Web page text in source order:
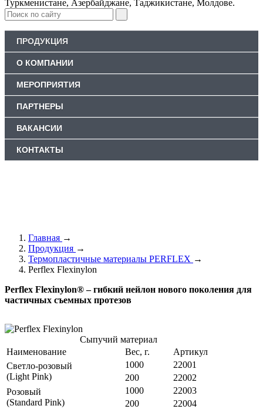
Туркменистане, Азербайджане, Таджикистане, Молдове.
О КОМПАНИИ
ПРОДУКЦИЯ
МЕРОПРИЯТИЯ
ПАРТНЕРЫ
ВАКАНСИИ
КОНТАКТЫ
Главная →
Продукция →
Термопластичные материалы PERFLEX →
Perflex Flexinylon
Perflex Flexinylon® – гибкий нейлон нового поколения для
частичных съемных протезов
Сыпучий материал
Наименование
Вес, г.
Артикул
Cветло-розовый
(Light Pink)
1000
22001
200
22002
Розовый
(Standard Pink)
1000
22003
200
22004